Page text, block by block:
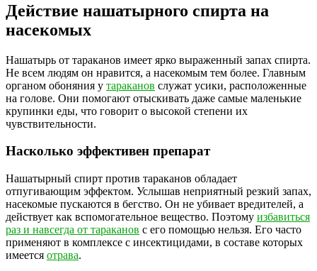
Действие нашатырного спирта на
насекомых
Нашатырь от тараканов имеет ярко выраженный запах спирта.
Не всем людям он нравится, а насекомым тем более. Главным
органом обоняния у тараканов служат усики, расположенные
на голове. Они помогают отыскивать даже самые маленькие
крупинки еды, что говорит о высокой степени их
чувствительности.
Насколько эффективен препарат
Нашатырный спирт против тараканов обладает
отпугивающим эффектом. Услышав неприятный резкий запах,
насекомые пускаются в бегство. Он не убивает вредителей, а
действует как вспомогательное вещество. Поэтому избавиться
раз и навсегда от тараканов с его помощью нельзя. Его часто
применяют в комплексе с инсектицидами, в составе которых
имеется отрава.